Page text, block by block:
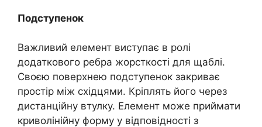
Подступенок
Важливий елемент виступає в ролі
додаткового ребра жорсткості для щаблі.
Своєю поверхнею подступенок закриває
простір між східцями. Кріплять його через
дистанційну втулку. Елемент може приймати
криволінійну форму у відповідності з